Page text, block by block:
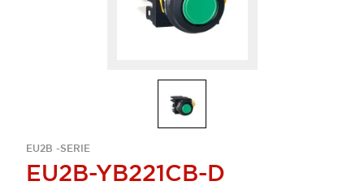
EU2B -SERIE
EU2B-YB221CB-D